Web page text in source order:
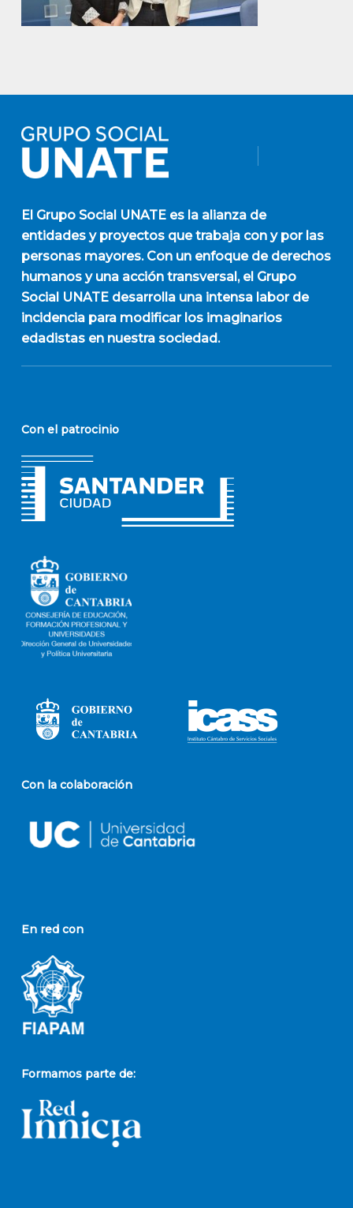
El Grupo Social UNATEes la alianza de
entidades y proyectos que trabaja con y por las
personas mayores. Con un enfoque de derechos
humanos y una acción transversal, el Grupo
Social UNATE desarrolla una intensa labor de
incidencia para modificar los imaginarios
edadistas en nuestra sociedad.
Con el patrocinio
Con la colaboración
En red con
Formamos parte de: